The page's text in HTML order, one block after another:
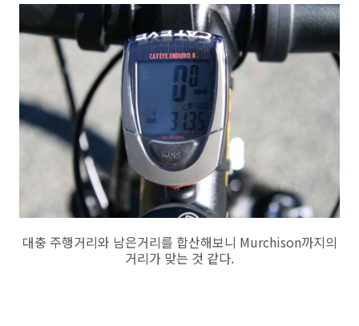
대충 주행거리와 남은거리를 합산해보니 Murchison까지의
거리가 맞는 것 같다.